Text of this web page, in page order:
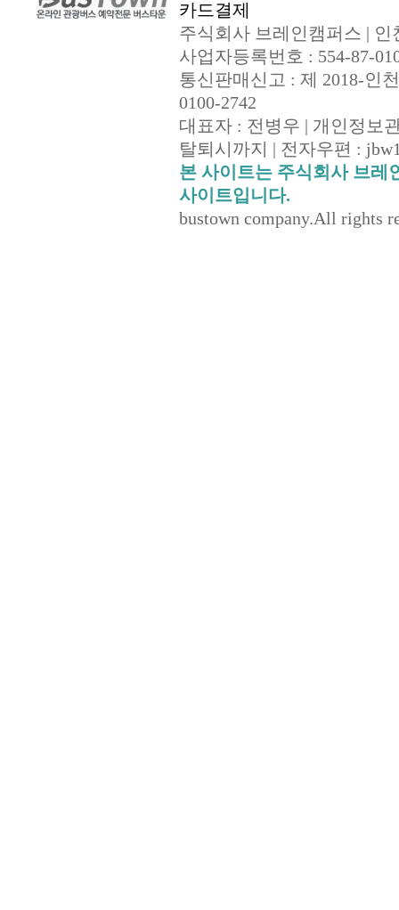
카드결제
주식회사 브레인캠퍼스 | 인
사업자등록번호 : 554-87-
통신판매신고 : 제 2018-인
0100-2742
대표자 : 전병우 | 개인정보
탈퇴시까지 | 전자우편 :
본 사이트는 주식회사 브레
사이트입니다.
bustown company.All rights